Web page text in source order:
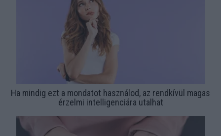
Ha mindig ezt a mondatot használod, az rendkívül magas
érzelmi intelligenciára utalhat